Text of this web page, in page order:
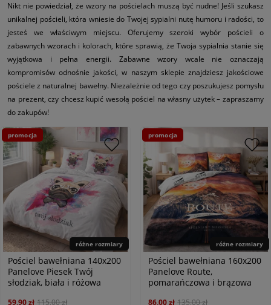
Nikt nie powiedział, że wzory na pościelach muszą być nudne! Jeśli szukasz
unikalnej pościeli, która wniesie do Twojej sypialni nutę humoru i radości, to
jesteś we właściwym miejscu. Oferujemy szeroki wybór pościeli o
zabawnych wzorach i kolorach, które sprawią, że Twoja sypialnia stanie się
wyjątkowa i pełna energii. Zabawne wzory wcale nie oznaczają
kompromisów odnośnie jakości, w naszym sklepie znajdziesz jakościowe
pościele z naturalnej bawełny. Niezależnie od tego czy poszukujesz pomysłu
na prezent, czy chcesz kupić wesołą pościel na własny użytek – zapraszamy
do zakupów!
różne rozmiary
Pościel bawełniana 140x200
Panelove Piesek Twój
słodziak, biała i różowa
59,90 zł 115,00 zł
promocja
różne rozmiary
Pościel bawełniana 160x200
Panelove Route,
pomarańczowa i brązowa
86,00 zł 135,00 zł
promocja